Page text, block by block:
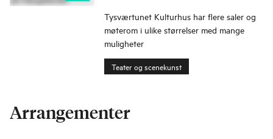
Tysværtunet Kulturhus har flere saler og
møterom i ulike størrelser med mange
muligheter
Teater og scenekunst
Arrangementer